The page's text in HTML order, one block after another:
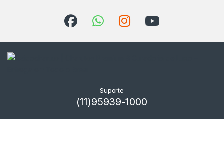
Suporte
(11)95939-1000